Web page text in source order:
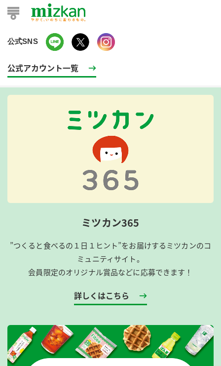
公式SNS
公式アカウント一覧
ミツカン365
”つくると食べるの１日１ヒント”をお届けするミツカンのコ
ミュニティサイト。
会員限定のオリジナル賞品などに応募できます！
詳しくはこちら